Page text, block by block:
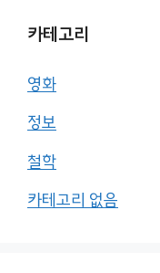
카테고리
영화
정보
철학
카테고리 없음